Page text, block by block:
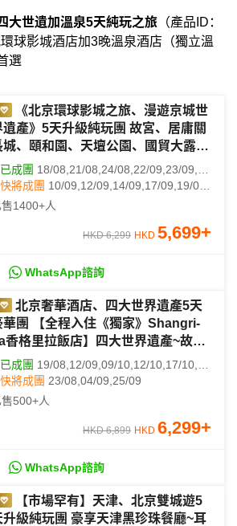
大世遺加溫泉5天純玩之旅 （產品ID：
球影城酒店加3晚溫泉酒店（獨立溫
選
《北京環球影城之旅、漫遊京城世
產》5天升級純玩團 故宮、居庸關
城、頤和園、天壇公園、國貿大露
、前門大街、鳥巢入內參觀、什剎海
已成團 18/08,21/08,24/08,22/09,23/09,24/09,18/10
快將成團 10/09,12/09,14/09,17/09,19/09,09/10,12/10,22/10,24/10,27/10,30/10,02/11,04/11,06/11,09/11,11/11,13/11,16/11,18/11,20/11
其他日期 27/08,30/08,01/09,05/09,09/09,15/09,18/09,05/10,06/10,08/10,10/10,11/10,13/10,23/10,25/10,26/10,28/10,29/10,31/10,01/11
1400+人
HKD 6,299 HKD 5,699+
WhatsApp諮詢
北京奢華酒店、四大世界遺產5天
華團 【全程入住《獨家》Shangri-
香格里拉飯店】四大世界遺產~故
、居庸關長城、頤和園、天壇公園、
輪車胡同遊、四合院DIY包餃子、入
參觀冰絲帶
已成團 19/08,12/09,09/10,12/10,17/10,18/10,31/10
快將成團 23/08,04/09,25/09
其他日期
500+人
HKD 6,899 HKD 6,299+
WhatsApp諮詢
【市場罕有】天津、北京雙城遊5
升級純玩團 豪享天津黑珍珠餐廳~耳